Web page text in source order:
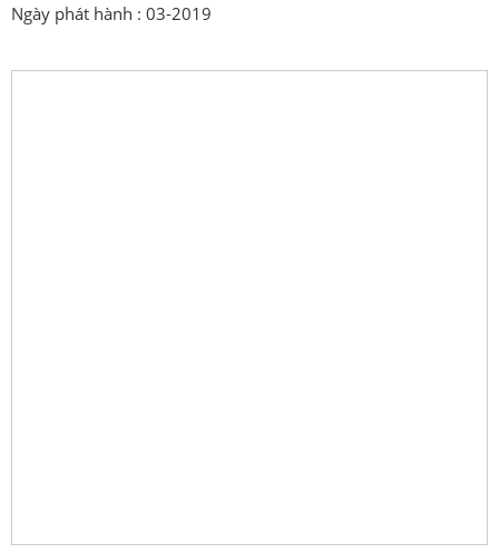
Ngày phát hành : 03-2019